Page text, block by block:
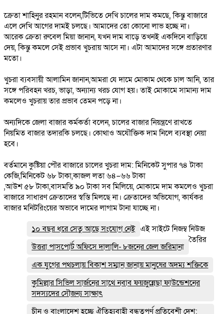
‎ক্রেতা শাহিনুর রহমান বলেন,টিভিতে দেখি চালের দাম কমছে, কিন্তু বাজারে
এলে দেখি আগের দামই চলছে। আমাদের তো কোনো লাভ হচ্ছে না।
‎আরেক ক্রেতা রুবেল মিয়া জানান, যখন দাম বাড়ে তখনই একদিনে বাড়িয়ে
দেয়, কিন্তু কমলে সেই প্রভাব খুচরায় আসে না। এটা আমাদের সঙ্গে প্রতারণার
মতো।
‎খুচরা ব্যবসায়ী আলামিন জানান,আমরা যে দামে মোকাম থেকে চাল আনি, তার
সঙ্গে পরিবহন খরচ, ভাড়া, অন্যান্য খরচ যোগ হয়। তাই মোকামে সামান্য দাম
কমলেও খুচরায় তার প্রভাব তেমন পড়ে না।
‎অন্যদিকে জেলা বাজার কর্মকর্তা বলেন, চালের বাজার নিয়ন্ত্রণে রাখতে
নিয়মিত বাজার তদারকি চলছে। কোথাও অযৌক্তিক দাম নিলে ব্যবস্থা নেয়া
হবে।
‎বর্তমানে কুষ্টিয়া পৌর বাজারে চালের খুচরা দাম: মিনিকেট সুপার ৭৪ টাকা
কেজি,মিনিকেট ৬৮ টাকা,কাজল লতা ৬৪–৬৬ টাকা
‎,আউশ ৫৮ টাকা,বাসমতি ৯০ টাকা সব মিলিয়ে, মোকামে দাম কমলেও খুচরা
বাজারে সাধারণ ক্রেতাদের স্বস্তি মিলছে না। ক্রেতাদের অভিযোগ, কার্যকর
বাজার মনিটরিংয়ের অভাবে দামের লাগাম টানা যাচ্ছে না।
১০ বছর ধরে সেতু আছে সংযোগ নেই
উত্তরা পাসপোর্ট অফিসে দালালি- ৮জনের জেল জরিমানা
এক যুগের পথচলায় বিকাশ সম্মান জানায় মানুষের অদম্য শক্তিকে
কুমিল্লার সিভিল সার্জনের সাথে নবাব ফয়জুন্নেছা ফাউন্ডেশনের
সদস্যদের সৌজন্য সাক্ষাৎ
চীন ও বাংলাদেশ হচ্ছে ঐতিহ্যবাহী বন্ধুত্বপূর্ণ প্রতিবেশী দেশ:
এই সাইটে নিজম্ব নিউজ
তৈরির